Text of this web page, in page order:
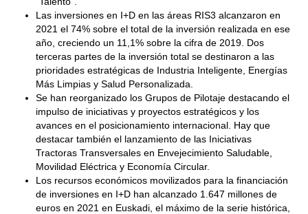
Las inversiones en I+D en las áreas RIS3 alcanzaron en
2021 el 74% sobre el total de la inversión realizada en ese
año, creciendo un 11,1% sobre la cifra de 2019. Dos
terceras partes de la inversión total se destinaron a las
prioridades estratégicas de Industria Inteligente, Energías
Más Limpias y Salud Personalizada.
Se han reorganizado los Grupos de Pilotaje destacando el
impulso de iniciativas y proyectos estratégicos y los
avances en el posicionamiento internacional. Hay que
destacar también el lanzamiento de las Iniciativas
Tractoras Transversales en Envejecimiento Saludable,
Movilidad Eléctrica y Economía Circular.
Los recursos económicos movilizados para la financiación
de inversiones en I+D han alcanzado 1.647 millones de
euros en 2021 en Euskadi, el máximo de la serie histórica,